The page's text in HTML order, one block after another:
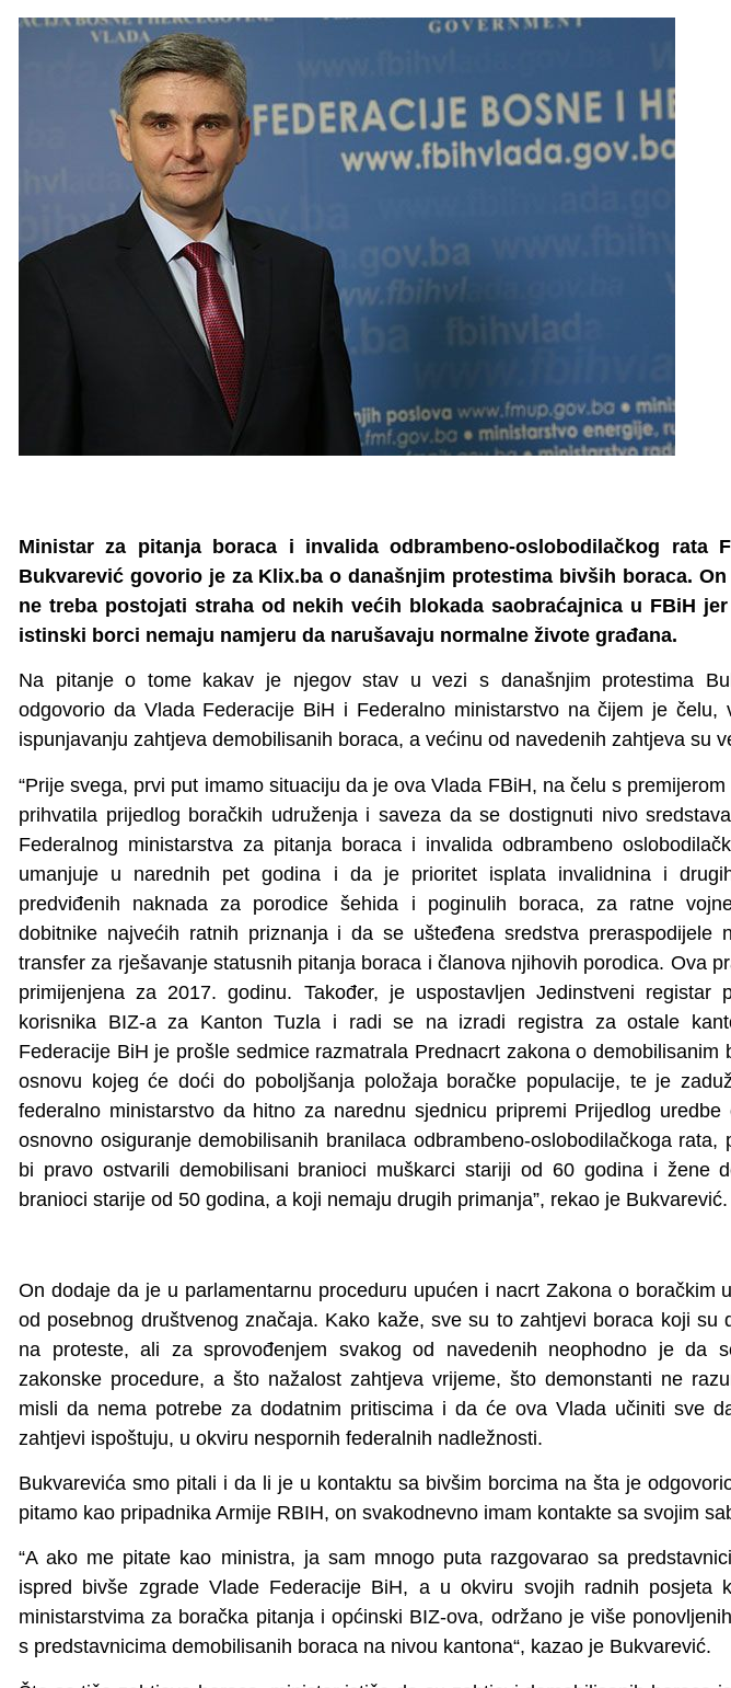
Ministar za pitanja boraca i invalida odbrambeno-oslobodilačkog rata
Bukvarević govorio je za Klix.ba o današnjim protestima bivših boraca.
ne treba postojati straha od nekih većih blokada saobraćajnica u FBiH
istinski borci nemaju namjeru da narušavaju normalne živote građana.
Na pitanje o tome kakav je njegov stav u vezi s današnjim protestima
odgovorio da Vlada Federacije BiH i Federalno ministarstvo na čijem je čelu,
ispunjavanju zahtjeva demobilisanih boraca, a većinu od navedenih zahtjeva su
“Prije svega, prvi put imamo situaciju da je ova Vlada FBiH, na čelu s premijerom
prihvatila prijedlog boračkih udruženja i saveza da se dostignuti nivo
Federalnog ministarstva za pitanja boraca i invalida odbrambeno
umanjuje u narednih pet godina i da je prioritet isplata invalidnina i
predviđenih naknada za porodice šehida i poginulih boraca, za ratne
dobitnike najvećih ratnih priznanja i da se ušteđena sredstva preraspodijele
transfer za rješavanje statusnih pitanja boraca i članova njihovih porodica. Ova
primijenjena za 2017. godinu. Također, je uspostavljen Jedinstveni registar
korisnika BIZ-a za Kanton Tuzla i radi se na izradi registra za ostale
Federacije BiH je prošle sedmice razmatrala Prednacrt zakona o demobilisanim
osnovu kojeg će doći do poboljšanja položaja boračke populacije, te je
federalno ministarstvo da hitno za narednu sjednicu pripremi Prijedlog
osnovno osiguranje demobilisanih branilaca odbrambeno-oslobodilačkoga rata,
bi pravo ostvarili demobilisani branioci muškarci stariji od 60 godina i žene
branioci starije od 50 godina, a koji nemaju drugih primanja”, rekao je Bukvarević.
On dodaje da je u parlamentarnu proceduru upućen i nacrt Zakona o boračkim
od posebnog društvenog značaja. Kako kaže, sve su to zahtjevi boraca koji su
na proteste, ali za sprovođenjem svakog od navedenih neophodno je da
zakonske procedure, a što nažalost zahtjeva vrijeme, što demonstanti ne
misli da nema potrebe za dodatnim pritiscima i da će ova Vlada učiniti sve
zahtjevi ispoštuju, u okviru nespornih federalnih nadležnosti.
Bukvarevića smo pitali i da li je u kontaktu sa bivšim borcima na šta je
pitamo kao pripadnika Armije RBIH, on svakodnevno imam kontakte sa svojim
“A ako me pitate kao ministra, ja sam mnogo puta razgovarao sa
ispred bivše zgrade Vlade Federacije BiH, a u okviru svojih radnih posjeta
ministarstvima za boračka pitanja i općinski BIZ-ova, održano je više
s predstavnicima demobilisanih boraca na nivou kantona“, kazao je Bukvarević.